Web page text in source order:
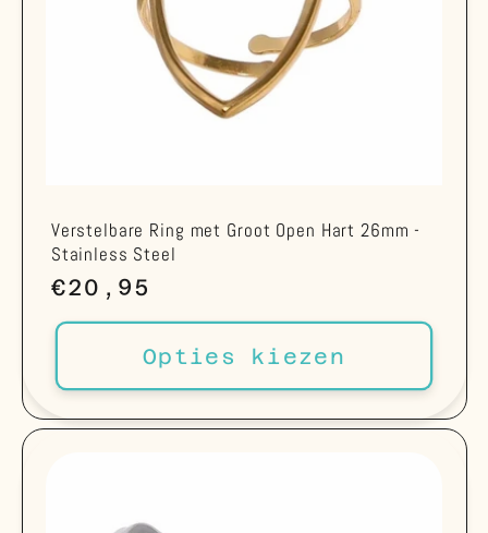
Verstelbare Ring met Groot Open Hart 26mm -
Stainless Steel
Normale
prijs
€20,95
Opties kiezen